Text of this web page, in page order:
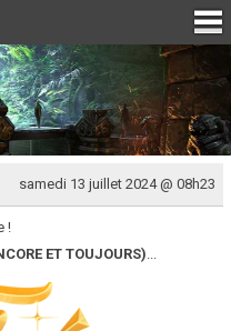
samedi 13 juillet 2024 @ 08h23
!
ET TOUJOURS)...